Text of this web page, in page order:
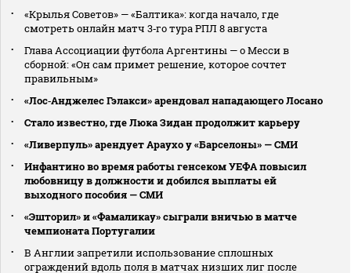
«Крылья Советов» — «Балтика»: когда начало, где
смотреть онлайн матч 3‑го тура РПЛ 8 августа
Глава Ассоциации футбола Аргентины — о Месси в
сборной: «Он сам примет решение, которое сочтет
правильным»
«Лос‑Анджелес Гэлакси» арендовал нападающего Лосано
Стало известно, где Люка Зидан продолжит карьеру
«Ливерпуль» арендует Араухо у «Барселоны» — СМИ
Инфантино во время работы генсеком УЕФА повысил
любовницу в должности и добился выплаты ей
выходного пособия — СМИ
«Эшторил» и «Фамаликау» сыграли вничью в матче
чемпионата Португалии
В Англии запретили использование сплошных
ограждений вдоль поля в матчах низших лиг после